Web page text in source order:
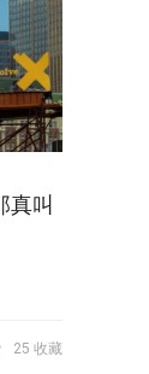
真叫
25 收藏